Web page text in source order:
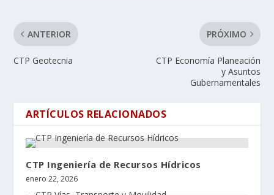
ANTERIOR
CTP Geotecnia
PRÓXIMO
CTP Economía Planeación
y Asuntos
Gubernamentales
ARTÍCULOS RELACIONADOS
CTP Ingeniería de Recursos Hídricos
enero 22, 2026